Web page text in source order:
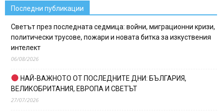
Последни публикации
Светът през последната седмица: войни, миграционни кризи,
политически трусове, пожари и новата битка за изкуствения
интелект
06/08/2026
НАЙ-ВАЖНОТО ОТ ПОСЛЕДНИТЕ ДНИ: БЪЛГАРИЯ,
ВЕЛИКОБРИТАНИЯ, ЕВРОПА И СВЕТЪТ
27/07/2026